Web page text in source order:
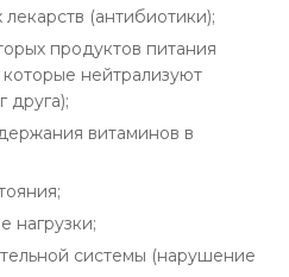
(антибиотики);
продуктов питания
нейтрализуют
друга);
витаминов в
нагрузки;
системы (нарушение